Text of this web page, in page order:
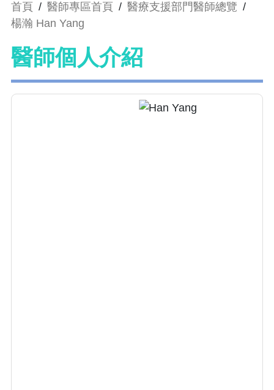
首頁 / 醫師專區首頁 / 醫療支援部門醫師總覽 /
楊瀚 Han Yang
醫師個人介紹